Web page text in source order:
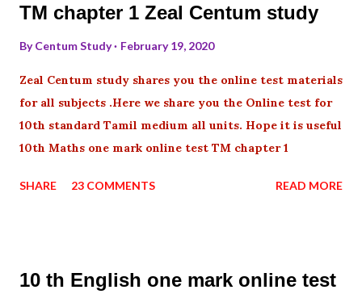
TM chapter 1 Zeal Centum study
ByCentum Study February 19, 2020
Zeal Centum study shares you the online test materials
for all subjects .Here we share you the Online test for
10th standard Tamil medium all units. Hope it is useful
10th Maths one mark online test TM chapter 1
SHARE 23 COMMENTS READ MORE
10 th English one mark online test